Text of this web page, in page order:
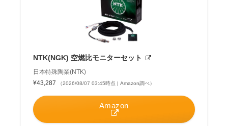
NTK(NGK) 空燃比モニターセット
日本特殊陶業(NTK)
¥43,287
（2026/08/07 03:45時点 | Amazon調べ）
Amazon